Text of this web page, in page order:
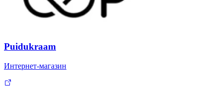
Puidukraam
Интернет-магазин